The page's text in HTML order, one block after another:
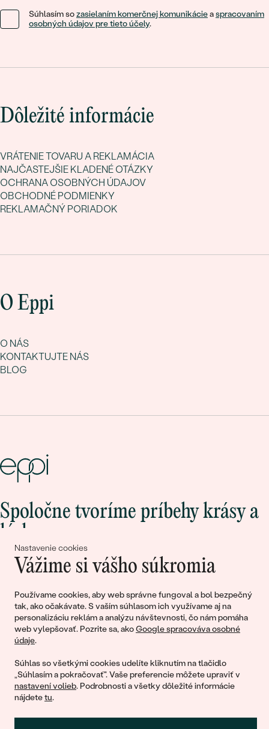
Nastavenie cookies
Vážime si vášho súkromia
Používame cookies, aby web správne fungoval a bol bezpečný
tak, ako očakávate. S vaším súhlasom ich využívame aj na
personalizáciu reklám a analýzu návštevnosti, čo nám pomáha
web vylepšovať. Pozrite sa, akoGoogle spracováva osobné
údaje.
Súhlas so všetkými cookies udelíte kliknutím na tlačidlo
„Súhlasím a pokračovať". Vaše preferencie môžete upraviť v
nastavení volieb. Podrobnosti a všetky dôležité informácie
nájdetetu.
Súhlasím sozasielaním komerčnej komunikácieaspracovaním
osobných údajov pre tieto účely.
Dôležité informácie
VRÁTENIE TOVARU A REKLAMÁCIA
NAJČASTEJŠIE KLADENÉ OTÁZKY
OCHRANA OSOBNÝCH ÚDAJOV
OBCHODNÉ PODMIENKY
REKLAMAČNÝ PORIADOK
O Eppi
O NÁS
KONTAKTUJTE NÁS
BLOG
Spoločne tvoríme príbehy krásy a
lásky
Pripojte sa k nám!
© 2011 - 2026, Eppi.sk